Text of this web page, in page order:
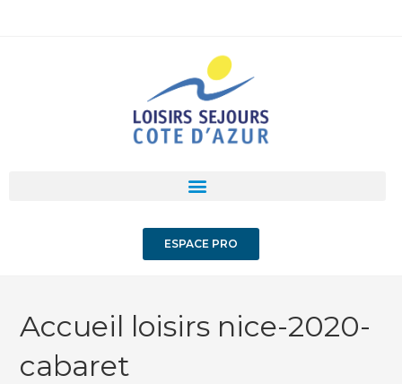
ESPACE PRO
Accueil loisirs nice-2020-
cabaret